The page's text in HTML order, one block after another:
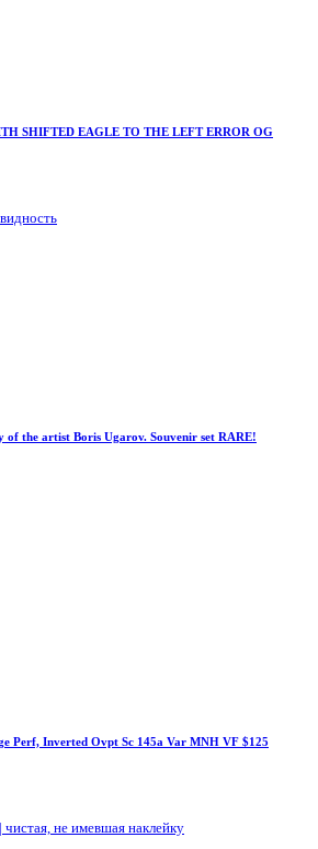
SHIFTED EAGLE TO THE LEFT ERROR OG
of the artist Boris Ugarov. Souvenir set RARE!
Perf, Inverted Ovpt Sc 145a Var MNH VF $125
| чистая, не имевшая наклейку